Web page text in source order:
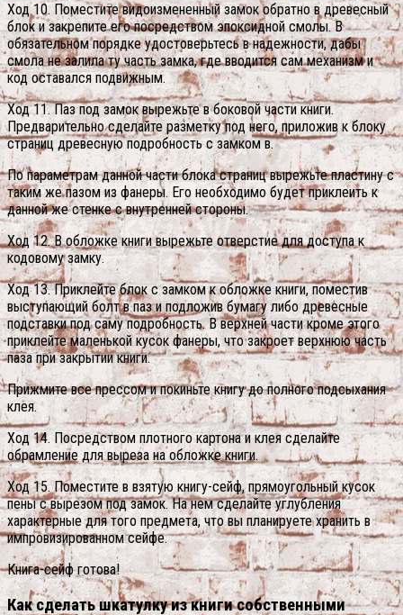
Ход 10. Поместите видоизмененный замок обратно в древесный
блок и закрепите его посредством эпоксидной смолы. В
обязательном порядке удостоверьтесь в надежности, дабы
смола не залила ту часть замка, где вводится сам механизм и
код оставался подвижным.
Ход 11. Паз под замок вырежьте в боковой части книги.
Предварительно сделайте разметку под него, приложив к блоку
страниц древесную подробность с замком в.
По параметрам данной части блока страниц вырежьте пластину с
таким же пазом из фанеры. Его необходимо будет приклеить к
данной же стенке с внутренней стороны.
Ход 12. В обложке книги вырежьте отверстие для доступа к
кодовому замку.
Ход 13. Приклейте блок с замком к обложке книги, поместив
выступающий болт в паз и подложив бумагу либо древесные
подставки под саму подробность. В верхней части кроме этого
приклейте маленькой кусок фанеры, что закроет верхнюю часть
паза при закрытии книги.
Прижмите все прессом и покиньте книгу до полного подсыхания
клея.
Ход 14. Посредством плотного картона и клея сделайте
обрамление для выреза на обложке книги.
Ход 15. Поместите в взятую книгу-сейф, прямоугольный кусок
пены с вырезом под замок. На нем сделайте углубления
характерные для того предмета, что вы планируете хранить в
импровизированном сейфе.
Книга-сейф готова!
Как сделать шкатулку из книги собственными